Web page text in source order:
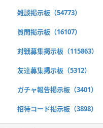
雑談掲示板（54773）
質問掲示板（16107）
対戦募集掲示板（115863）
友達募集掲示板（5312）
ガチャ報告掲示板（3401）
招待コード掲示板（3898）